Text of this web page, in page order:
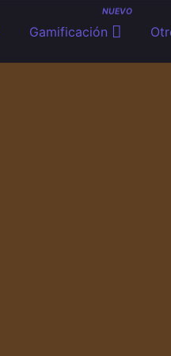
Gamificación
NUEVO